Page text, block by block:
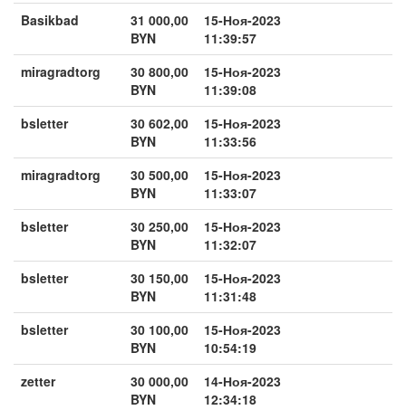
Basikbad
31 000,00
BYN
15-Ноя-2023
11:39:57
miragradtorg
30 800,00
BYN
15-Ноя-2023
11:39:08
bsletter
30 602,00
BYN
15-Ноя-2023
11:33:56
miragradtorg
30 500,00
BYN
15-Ноя-2023
11:33:07
bsletter
30 250,00
BYN
15-Ноя-2023
11:32:07
bsletter
30 150,00
BYN
15-Ноя-2023
11:31:48
bsletter
30 100,00
BYN
15-Ноя-2023
10:54:19
zetter
30 000,00
BYN
14-Ноя-2023
12:34:18